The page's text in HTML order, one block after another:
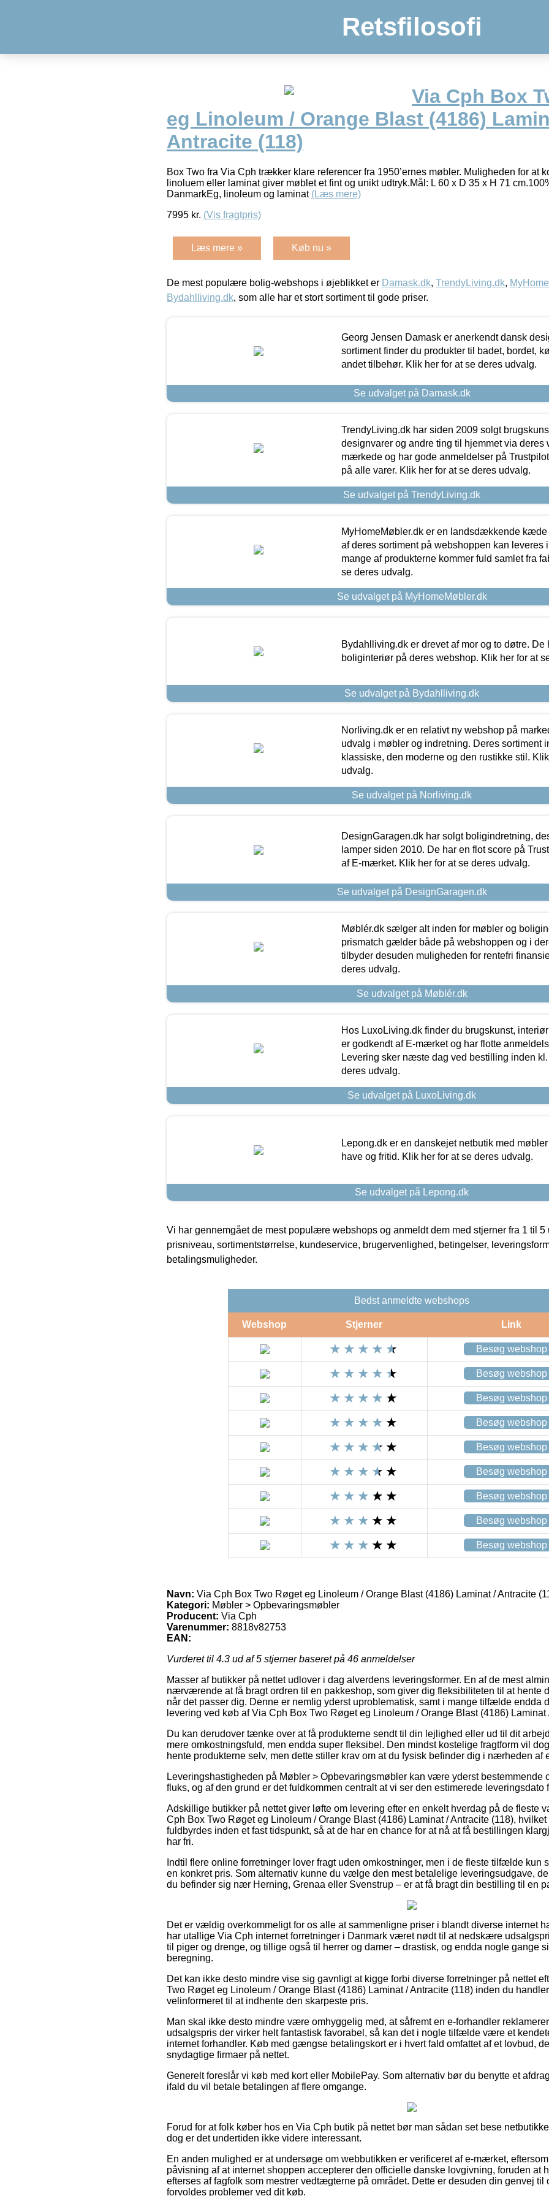
Retsfilosofi
Via Cph Box
eg Linoleum / Orange Blast (4186)
Antracite (118)
Box Two fra Via Cph trækker klare referencer fra 1950’ernes møbler. Muligheden for at
linoluem eller laminat giver møblet et fint og unikt udtryk.Mål: L 60 x D 35 x H 71
DanmarkEg, linoleum og laminat (Læs mere)
7995 kr. (Vis fragtpris)
Læs mere » Køb nu »
De mest populære bolig-webshops i øjeblikket er Damask.dk, TrendyLiving.dk,
Bydahlliving.dk, som alle har et stort sortiment til gode priser.
Georg Jensen Damask er anerkendt dansk
sortiment finder du produkter til badet, bordet,
andet tilbehør. Klik her for at se deres udvalg.
Se udvalget på Damask.dk
TrendyLiving.dk har siden 2009 solgt
designvarer og andre ting til hjemmet via deres
mærkede og har gode anmeldelser på
på alle varer. Klik her for at se deres udvalg.
Se udvalget på TrendyLiving.dk
MyHomeMøbler.dk er en landsdækkende kæde
af deres sortiment på webshoppen kan leveres
mange af produkterne kommer fuld samlet fra
se deres udvalg.
Se udvalget på MyHomeMøbler.dk
Bydahlliving.dk er drevet af mor og to døtre. De
boliginteriør på deres webshop. Klik her for at
Se udvalget på Bydahlliving.dk
Norliving.dk er en relativt ny webshop på
udvalg i møbler og indretning. Deres sortiment
klassiske, den moderne og den rustikke stil.
udvalg.
Se udvalget på Norliving.dk
DesignGaragen.dk har solgt boligindretning,
lamper siden 2010. De har en flot score på
af E-mærket. Klik her for at se deres udvalg.
Se udvalget på DesignGaragen.dk
Møblér.dk sælger alt inden for møbler og
prismatch gælder både på webshoppen og i
tilbyder desuden muligheden for rentefri
deres udvalg.
Se udvalget på Møblér.dk
Hos LuxoLiving.dk finder du brugskunst,
er godkendt af E-mærket og har flotte
Levering sker næste dag ved bestilling inden
deres udvalg.
Se udvalget på LuxoLiving.dk
Lepong.dk er en danskejet netbutik med
have og fritid. Klik her for at se deres udvalg.
Se udvalget på Lepong.dk
Vi har gennemgået de mest populære webshops og anmeldt dem med stjerner fra 1 til 5
prisniveau, sortimentstørrelse, kundeservice, brugervenlighed, betingelser,
betalingsmuligheder.
Bedst anmeldte webshops
Webshop Stjerner Link
Besøg webshop
Besøg webshop
Besøg webshop
Besøg webshop
Besøg webshop
Besøg webshop
Besøg webshop
Besøg webshop
Besøg webshop
Navn: Via Cph Box Two Røget eg Linoleum / Orange Blast (4186) Laminat / Antracite
Kategori: Møbler > Opbevaringsmøbler
Producent: Via Cph
Varenummer: 8818v82753
EAN:
Vurderet til 4.3 ud af 5 stjerner baseret på 46 anmeldelser
Masser af butikker på nettet udlover i dag alverdens leveringsformer. En af de mest
nærværende at få bragt ordren til en pakkeshop, som giver dig fleksibiliteten til at hente
når det passer dig. Denne er nemlig yderst uproblematisk, samt i mange tilfælde endda
levering ved køb af Via Cph Box Two Røget eg Linoleum / Orange Blast (4186) Laminat
Du kan derudover tænke over at få produkterne sendt til din lejlighed eller ud til dit
mere omkostningsfuld, men endda super fleksibel. Den mindst kostelige fragtform vil
hente produkterne selv, men dette stiller krav om at du fysisk befinder dig i nærheden af
Leveringshastigheden på Møbler > Opbevaringsmøbler kan være yderst bestemmende
fluks, og af den grund er det fuldkommen centralt at vi ser den estimerede leveringsdato
Adskillige butikker på nettet giver løfte om levering efter en enkelt hverdag på de fleste
Cph Box Two Røget eg Linoleum / Orange Blast (4186) Laminat / Antracite (118),
fuldbyrdes inden et fast tidspunkt, så at de har en chance for at nå at få bestillingen
har fri.
Indtil flere online forretninger lover fragt uden omkostninger, men i de fleste tilfælde kun
en konkret pris. Som alternativ kunne du vælge den mest betalelige leveringsudgave,
du befinder sig nær Herning, Grenaa eller Svenstrup – er at få bragt din bestilling til en
Det er vældig overkommeligt for os alle at sammenligne priser i blandt diverse internet
har utallige Via Cph internet forretninger i Danmark været nødt til at nedskære
til piger og drenge, og tillige også til herrer og damer – drastisk, og endda nogle gange
beregning.
Det kan ikke desto mindre vise sig gavnligt at kigge forbi diverse forretninger på nettet
Two Røget eg Linoleum / Orange Blast (4186) Laminat / Antracite (118) inden du
velinformeret til at indhente den skarpeste pris.
Man skal ikke desto mindre være omhyggelig med, at såfremt en e-forhandler
udsalgspris der virker helt fantastisk favorabel, så kan det i nogle tilfælde være et
internet forhandler. Køb med gængse betalingskort er i hvert fald omfattet af et lovbud,
snydagtige firmaer på nettet.
Generelt foreslår vi køb med kort eller MobilePay. Som alternativ bør du benytte et
ifald du vil betale betalingen af flere omgange.
Forud for at folk køber hos en Via Cph butik på nettet bør man sådan set bese
dog er det undertiden ikke videre interessant.
En anden mulighed er at undersøge om webbutikken er verificeret af e-mærket,
påvisning af at internet shoppen accepterer den officielle danske lovgivning, foruden at
efterses af fagfolk som mestrer vedtægterne på området. Dette er desuden din genvej til
forvoldes problemer ved dit køb.